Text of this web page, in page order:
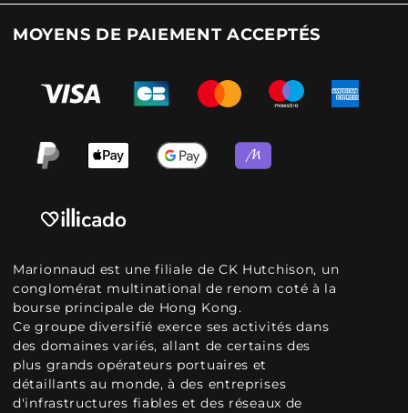
MOYENS DE PAIEMENT ACCEPTÉS
Marionnaud est une filiale de CK Hutchison, un
conglomérat multinational de renom coté à la
bourse principale de Hong Kong.
Ce groupe diversifié exerce ses activités dans
des domaines variés, allant de certains des
plus grands opérateurs portuaires et
détaillants au monde, à des entreprises
d'infrastructures fiables et des réseaux de